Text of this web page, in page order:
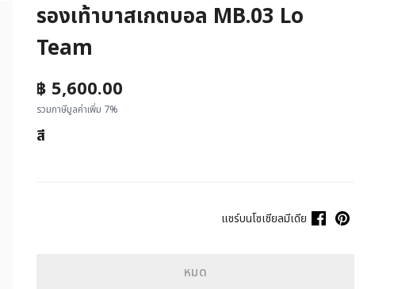
รองเท้าบาสเกตบอล MB.03 Lo
Team
฿ 5,600.00
รวมภาษีมูลค่าเพิ่ม 7%
สี
แชร์บนโซเชียลมีเดีย
หมด